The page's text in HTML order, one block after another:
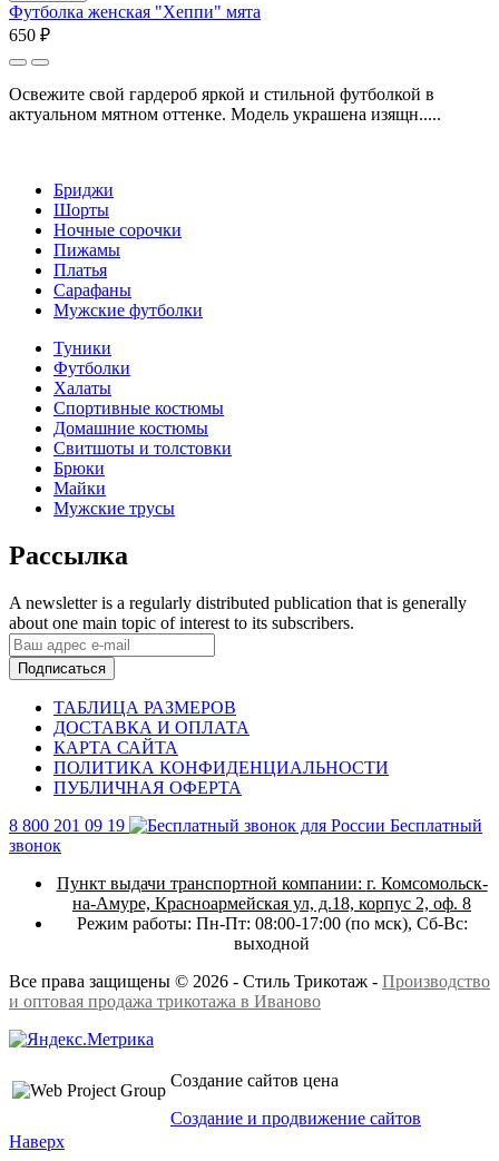
Футболка женская "Хеппи" мята
650 ₽
Освежите свой гардероб яркой и стильной футболкой в
актуальном мятном оттенке. Модель украшена изящн.....
Бриджи
Шорты
Ночные сорочки
Пижамы
Платья
Сарафаны
Мужские футболки
Туники
Футболки
Халаты
Спортивные костюмы
Домашние костюмы
Свитшоты и толстовки
Брюки
Майки
Мужские трусы
Рассылка
A newsletter is a regularly distributed publication that is generally
about one main topic of interest to its subscribers.
Подписаться
ТАБЛИЦА РАЗМЕРОВ
ДОСТАВКА И ОПЛАТА
КАРТА САЙТА
ПОЛИТИКА КОНФИДЕНЦИАЛЬНОСТИ
ПУБЛИЧНАЯ ОФЕРТА
8 800 201 09 19
Бесплатный
звонок
Пункт выдачи транспортной компании: г. Комсомольск-
на-Амуре, Красноармейская ул, д.18, корпус 2, оф. 8
Режим работы: Пн-Пт: 08:00-17:00 (по мск), Сб-Вс:
выходной
Все права защищены © 2026 - Стиль Трикотаж - Производство
и оптовая продажа трикотажа в Иваново
Создание сайтов цена
Создание и продвижение сайтов
Наверх